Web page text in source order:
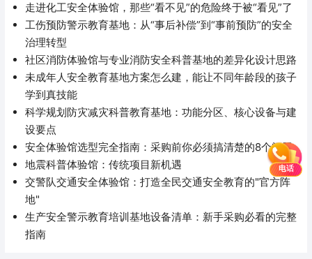
走进化工安全体验馆，那些“看不见”的危险终于被“看见”了
工伤预防警示教育基地：从“事后补偿”到“事前预防”的安全
治理转型
社区消防体验馆与专业消防安全科普基地的差异化设计思路
未成年人安全教育基地方案怎么建，能让不同年龄段的孩子
学到真技能
科学规划防灾减灾科普教育基地：功能分区、核心设备与建
设要点
安全体验馆选型完全指南：采购前你必须搞清楚的8个问题
地震科普体验馆：传统项目新机遇
交警队交通安全体验馆：打造全民交通安全教育的"官方阵
地"
生产安全警示教育培训基地设备清单：新手采购必看的完整
指南
电话